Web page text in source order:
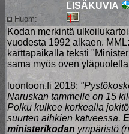
Huom:
LISÄKUVIA
Kodan merkintä
vuodesta 1992 alkaen.
karttapaikalla teksti
sama myös oven
luontoon.fi 2018:
Naruskan tammelle on 15
Polku kulkee korkealla
suurten aihkien katveessa.
ministerikodan ympäristö